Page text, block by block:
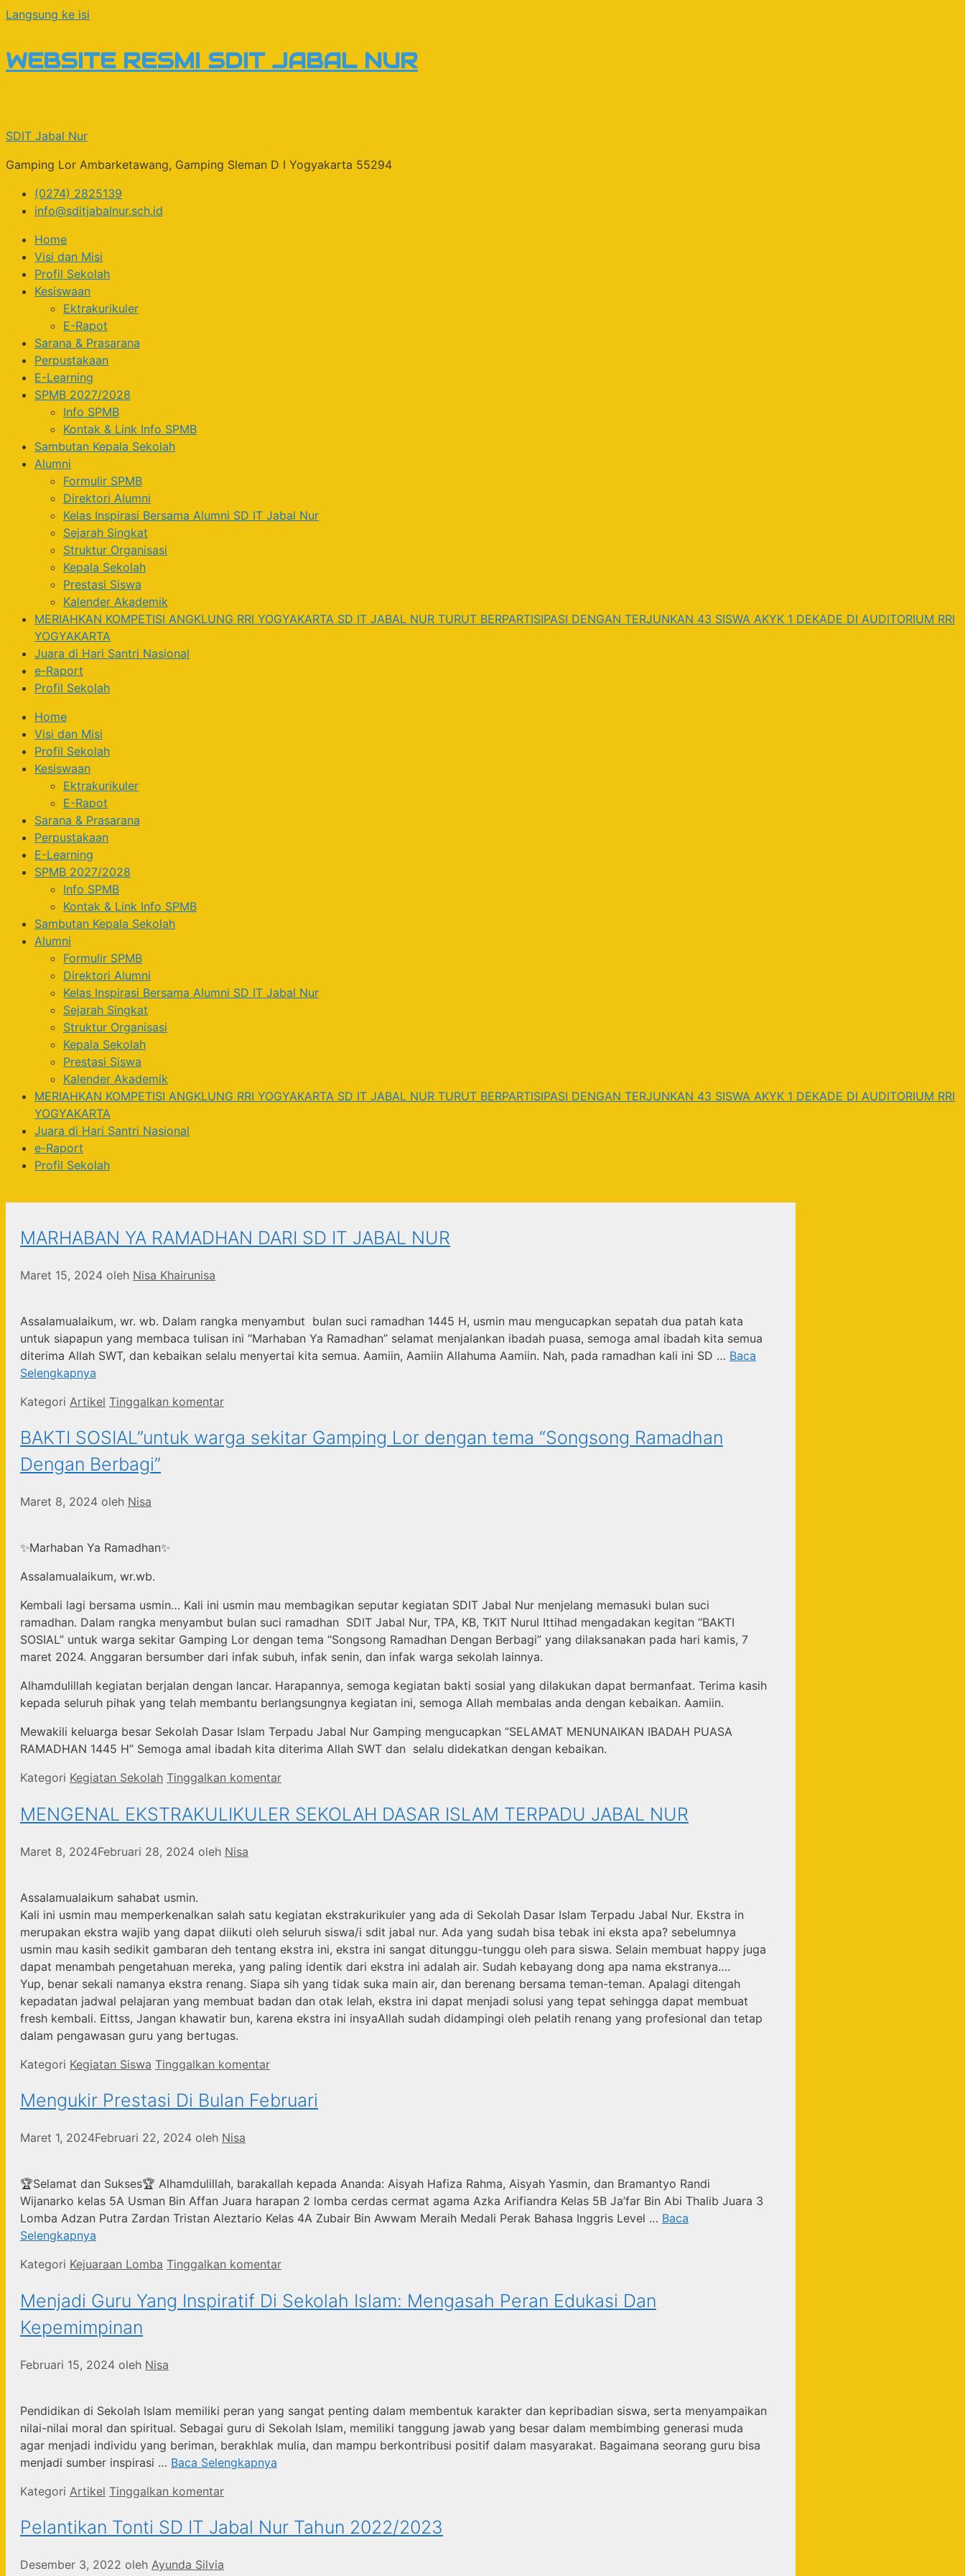
Langsung ke isi
WEBSITE RESMI SDIT JABAL NUR
SDIT Jabal Nur
Gamping Lor Ambarketawang, Gamping Sleman D I Yogyakarta 55294
(0274) 2825139
info@sditjabalnur.sch.id
Home
Visi dan Misi
Profil Sekolah
Kesiswaan
Ektrakurikuler
E-Rapot
Sarana & Prasarana
Perpustakaan
E-Learning
SPMB 2027/2028
Info SPMB
Kontak & Link Info SPMB
Sambutan Kepala Sekolah
Alumni
Formulir SPMB
Direktori Alumni
Kelas Inspirasi Bersama Alumni SD IT Jabal Nur
Sejarah Singkat
Struktur Organisasi
Kepala Sekolah
Prestasi Siswa
Kalender Akademik
MERIAHKAN KOMPETISI ANGKLUNG RRI YOGYAKARTA SD IT JABAL NUR TURUT BERPARTISIPASI DENGAN TERJUNKAN 43 SISWA AKYK 1 DEKADE DI AUDITORIUM RRI
YOGYAKARTA
Juara di Hari Santri Nasional
e-Raport
Profil Sekolah
Home
Visi dan Misi
Profil Sekolah
Kesiswaan
Ektrakurikuler
E-Rapot
Sarana & Prasarana
Perpustakaan
E-Learning
SPMB 2027/2028
Info SPMB
Kontak & Link Info SPMB
Sambutan Kepala Sekolah
Alumni
Formulir SPMB
Direktori Alumni
Kelas Inspirasi Bersama Alumni SD IT Jabal Nur
Sejarah Singkat
Struktur Organisasi
Kepala Sekolah
Prestasi Siswa
Kalender Akademik
MERIAHKAN KOMPETISI ANGKLUNG RRI YOGYAKARTA SD IT JABAL NUR TURUT BERPARTISIPASI DENGAN TERJUNKAN 43 SISWA AKYK 1 DEKADE DI AUDITORIUM RRI
YOGYAKARTA
Juara di Hari Santri Nasional
e-Raport
Profil Sekolah
MARHABAN YA RAMADHAN DARI SD IT JABAL NUR
Maret 15, 2024 oleh Nisa Khairunisa
Assalamualaikum, wr. wb. Dalam rangka menyambut bulan suci ramadhan 1445 H, usmin mau mengucapkan sepatah dua patah kata
untuk siapapun yang membaca tulisan ini “Marhaban Ya Ramadhan” selamat menjalankan ibadah puasa, semoga amal ibadah kita semua
diterima Allah SWT, dan kebaikan selalu menyertai kita semua. Aamiin, Aamiin Allahuma Aamiin. Nah, pada ramadhan kali ini SD … Baca
Selengkapnya
Kategori Artikel Tinggalkan komentar
BAKTI SOSIAL”untuk warga sekitar Gamping Lor dengan tema “Songsong Ramadhan
Dengan Berbagi”
Maret 8, 2024 oleh Nisa
✨Marhaban Ya Ramadhan✨
Assalamualaikum, wr.wb.
Kembali lagi bersama usmin… Kali ini usmin mau membagikan seputar kegiatan SDIT Jabal Nur menjelang memasuki bulan suci
ramadhan. Dalam rangka menyambut bulan suci ramadhan SDIT Jabal Nur, TPA, KB, TKIT Nurul Ittihad mengadakan kegitan “BAKTI
SOSIAL” untuk warga sekitar Gamping Lor dengan tema “Songsong Ramadhan Dengan Berbagi” yang dilaksanakan pada hari kamis, 7
maret 2024. Anggaran bersumber dari infak subuh, infak senin, dan infak warga sekolah lainnya.
Alhamdulillah kegiatan berjalan dengan lancar. Harapannya, semoga kegiatan bakti sosial yang dilakukan dapat bermanfaat. Terima kasih
kepada seluruh pihak yang telah membantu berlangsungnya kegiatan ini, semoga Allah membalas anda dengan kebaikan. Aamiin.
Mewakili keluarga besar Sekolah Dasar Islam Terpadu Jabal Nur Gamping mengucapkan “SELAMAT MENUNAIKAN IBADAH PUASA
RAMADHAN 1445 H” Semoga amal ibadah kita diterima Allah SWT dan selalu didekatkan dengan kebaikan.
Kategori Kegiatan Sekolah Tinggalkan komentar
MENGENAL EKSTRAKULIKULER SEKOLAH DASAR ISLAM TERPADU JABAL NUR
Maret 8, 2024Februari 28, 2024 oleh Nisa
Assalamualaikum sahabat usmin.
Kali ini usmin mau memperkenalkan salah satu kegiatan ekstrakurikuler yang ada di Sekolah Dasar Islam Terpadu Jabal Nur. Ekstra in
merupakan ekstra wajib yang dapat diikuti oleh seluruh siswa/i sdit jabal nur. Ada yang sudah bisa tebak ini eksta apa? sebelumnya
usmin mau kasih sedikit gambaran deh tentang ekstra ini, ekstra ini sangat ditunggu-tunggu oleh para siswa. Selain membuat happy juga
dapat menambah pengetahuan mereka, yang paling identik dari ekstra ini adalah air. Sudah kebayang dong apa nama ekstranya….
Yup, benar sekali namanya ekstra renang. Siapa sih yang tidak suka main air, dan berenang bersama teman-teman. Apalagi ditengah
kepadatan jadwal pelajaran yang membuat badan dan otak lelah, ekstra ini dapat menjadi solusi yang tepat sehingga dapat membuat
fresh kembali. Eittss, Jangan khawatir bun, karena ekstra ini insyaAllah sudah didampingi oleh pelatih renang yang profesional dan tetap
dalam pengawasan guru yang bertugas.
Kategori Kegiatan Siswa Tinggalkan komentar
Mengukir Prestasi Di Bulan Februari
Maret 1, 2024Februari 22, 2024 oleh Nisa
🏆Selamat dan Sukses🏆 Alhamdulillah, barakallah kepada Ananda: Aisyah Hafiza Rahma, Aisyah Yasmin, dan Bramantyo Randi
Wijanarko kelas 5A Usman Bin Affan Juara harapan 2 lomba cerdas cermat agama Azka Arifiandra Kelas 5B Ja’far Bin Abi Thalib Juara 3
Lomba Adzan Putra Zardan Tristan Aleztario Kelas 4A Zubair Bin Awwam Meraih Medali Perak Bahasa Inggris Level … Baca
Selengkapnya
Kategori Kejuaraan Lomba Tinggalkan komentar
Menjadi Guru Yang Inspiratif Di Sekolah Islam: Mengasah Peran Edukasi Dan
Kepemimpinan
Februari 15, 2024 oleh Nisa
Pendidikan di Sekolah Islam memiliki peran yang sangat penting dalam membentuk karakter dan kepribadian siswa, serta menyampaikan
nilai-nilai moral dan spiritual. Sebagai guru di Sekolah Islam, memiliki tanggung jawab yang besar dalam membimbing generasi muda
agar menjadi individu yang beriman, berakhlak mulia, dan mampu berkontribusi positif dalam masyarakat. Bagaimana seorang guru bisa
menjadi sumber inspirasi … Baca Selengkapnya
Kategori Artikel Tinggalkan komentar
Pelantikan Tonti SD IT Jabal Nur Tahun 2022/2023
Desember 3, 2022 oleh Ayunda Silvia